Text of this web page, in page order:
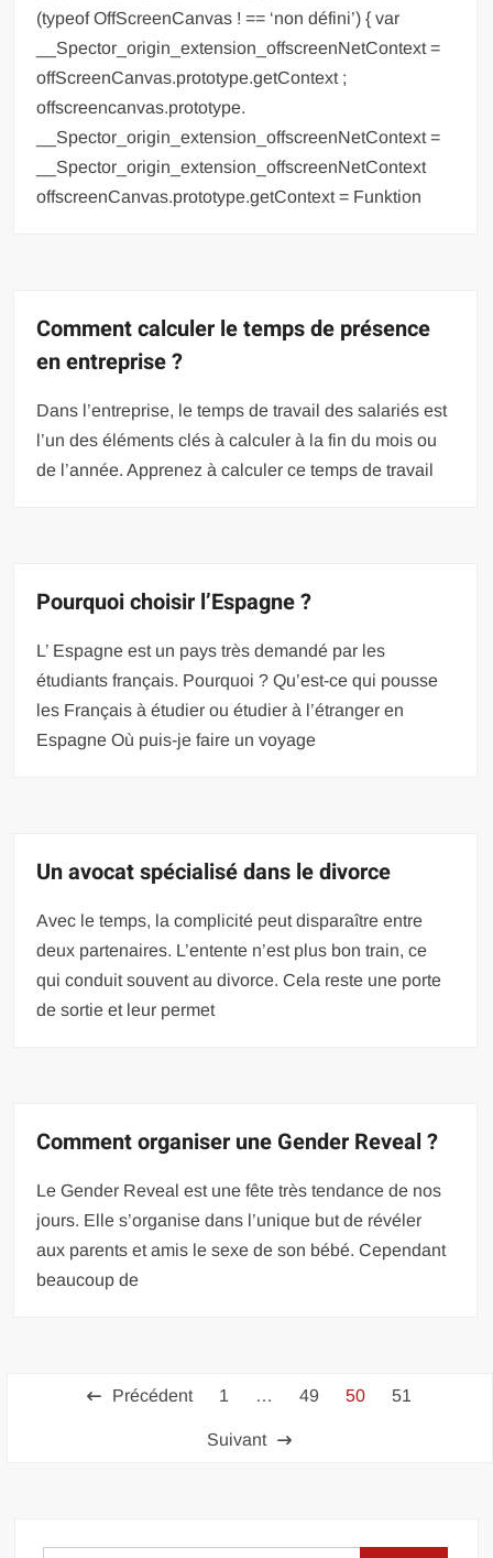
(typeof OffScreenCanvas ! == ‘non défini’) { var
__Spector_origin_extension_offscreenNetContext =
offScreenCanvas.prototype.getContext ;
offscreencanvas.prototype.
__Spector_origin_extension_offscreenNetContext =
__Spector_origin_extension_offscreenNetContext
offscreenCanvas.prototype.getContext = Funktion
Comment calculer le temps de présence
en entreprise ?
Dans l’entreprise, le temps de travail des salariés est
l’un des éléments clés à calculer à la fin du mois ou
de l’année. Apprenez à calculer ce temps de travail
Pourquoi choisir l’Espagne ?
L’ Espagne est un pays très demandé par les
étudiants français. Pourquoi ? Qu’est-ce qui pousse
les Français à étudier ou étudier à l’étranger en
Espagne Où puis-je faire un voyage
Un avocat spécialisé dans le divorce
Avec le temps, la complicité peut disparaître entre
deux partenaires. L’entente n’est plus bon train, ce
qui conduit souvent au divorce. Cela reste une porte
de sortie et leur permet
Comment organiser une Gender Reveal ?
Le Gender Reveal est une fête très tendance de nos
jours. Elle s’organise dans l’unique but de révéler
aux parents et amis le sexe de son bébé. Cependant
beaucoup de
Pagination
Précédent 1 … 49 50 51
Suivant